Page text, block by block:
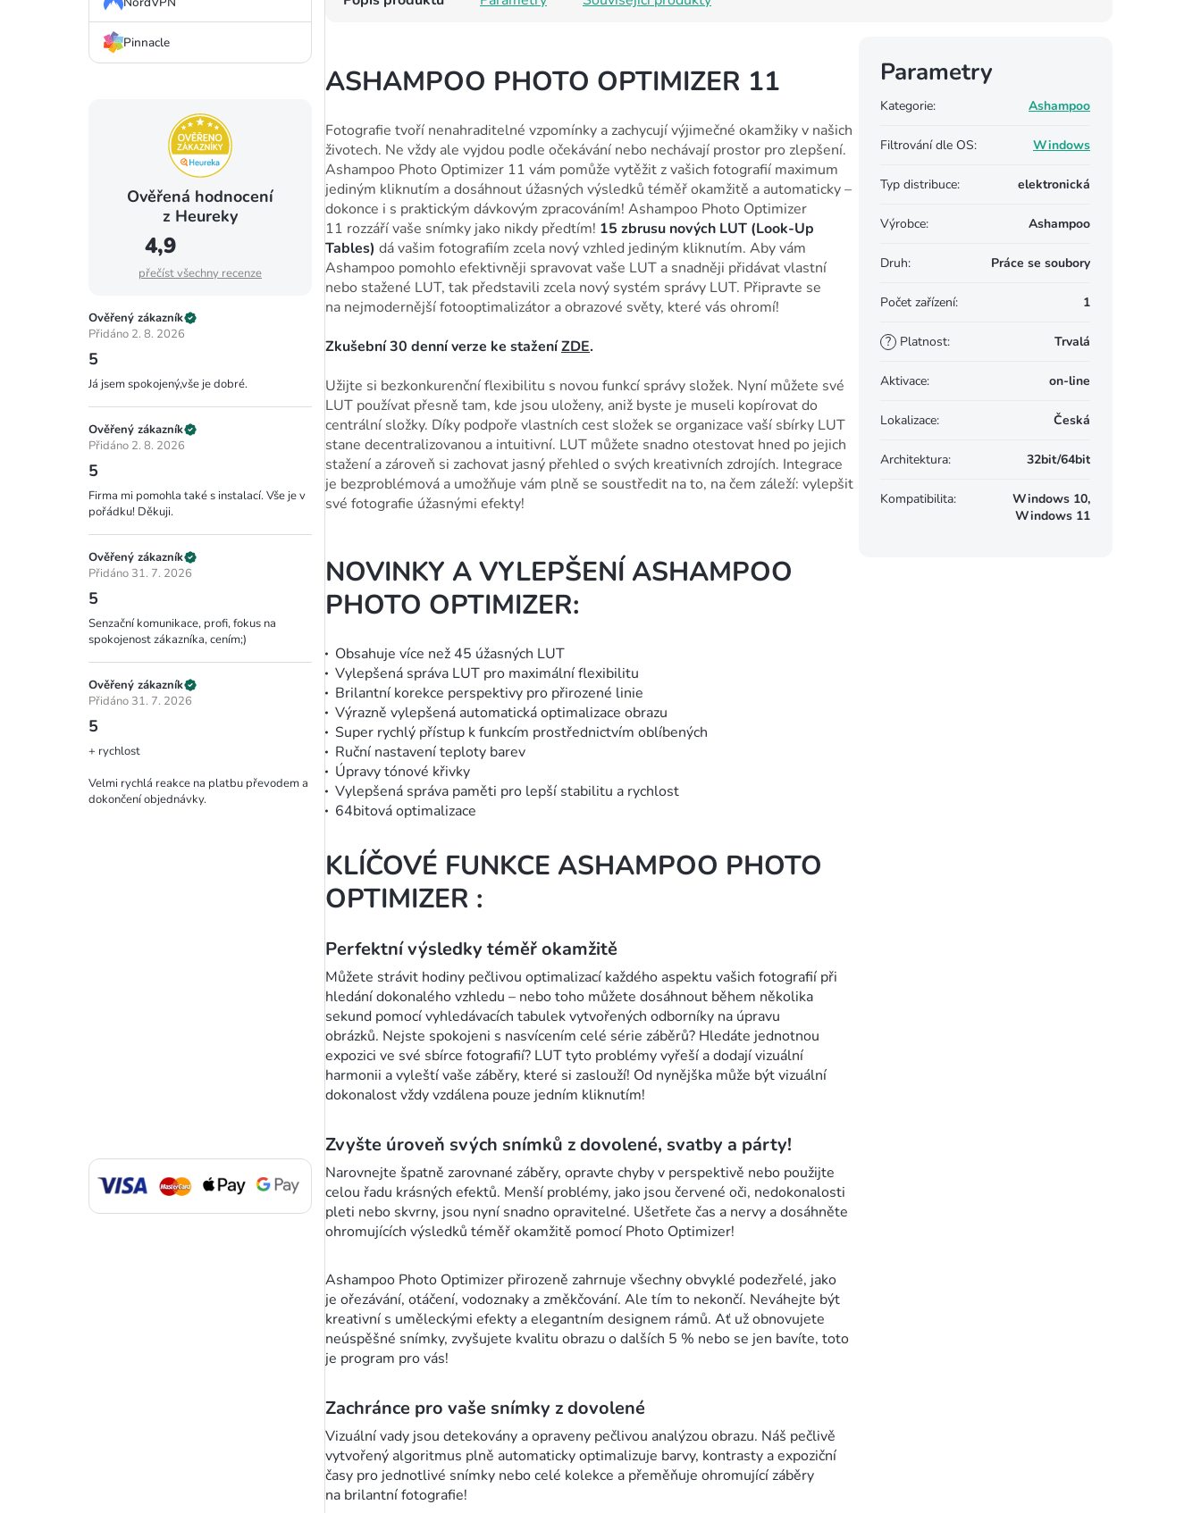
Pinnacle
Ověřená hodnocení
z Heureky
4,9
přečíst všechny recenze
Ověřený zákazník
Přidáno 2. 8. 2026
5
Já jsem spokojený,vše je dobré.
Ověřený zákazník
Přidáno 2. 8. 2026
5
Firma mi pomohla také s instalací. Vše je v
pořádku! Děkuji.
Ověřený zákazník
Přidáno 31. 7. 2026
5
Senzační komunikace, profi, fokus na
spokojenost zákazníka, cením;)
Ověřený zákazník
Přidáno 31. 7. 2026
5
+ rychlost
Velmi rychlá reakce na platbu převodem a
dokončení objednávky.
ASHAMPOO PHOTO OPTIMIZER 11
Fotografie tvoří nenahraditelné vzpomínky a zachycují výjimečné okamžiky v našich
životech. Ne vždy ale vyjdou podle očekávání nebo nechávají prostor pro zlepšení.
Ashampoo Photo Optimizer 11 vám pomůže vytěžit z vašich fotografií maximum
jediným kliknutím a dosáhnout úžasných výsledků téměř okamžitě a automaticky –
dokonce i s praktickým dávkovým zpracováním! Ashampoo Photo Optimizer
11 rozzáří vaše snímky jako nikdy předtím! 15 zbrusu nových LUT (Look-Up
Tables) dá vašim fotografiím zcela nový vzhled jediným kliknutím. Aby vám
Ashampoo pomohlo efektivněji spravovat vaše LUT a snadněji přidávat vlastní
nebo stažené LUT, tak představili zcela nový systém správy LUT. Připravte se
na nejmodernější fotooptimalizátor a obrazové světy, které vás ohromí!
Zkušební 30 denní verze ke staženíZDE.
Užijte si bezkonkurenční flexibilitu s novou funkcí správy složek. Nyní můžete své
LUT používat přesně tam, kde jsou uloženy, aniž byste je museli kopírovat do
centrální složky. Díky podpoře vlastních cest složek se organizace vaší sbírky LUT
stane decentralizovanou a intuitivní. LUT můžete snadno otestovat hned po jejich
stažení a zároveň si zachovat jasný přehled o svých kreativních zdrojích. Integrace
je bezproblémová a umožňuje vám plně se soustředit na to, na čem záleží: vylepšit
své fotografie úžasnými efekty!
NOVINKY A VYLEPŠENÍ ASHAMPOO
PHOTO OPTIMIZER:
Obsahuje více než 45 úžasných LUT
Vylepšená správa LUT pro maximální flexibilitu
Brilantní korekce perspektivy pro přirozené linie
Výrazně vylepšená automatická optimalizace obrazu
Super rychlý přístup k funkcím prostřednictvím oblíbených
Ruční nastavení teploty barev
Úpravy tónové křivky
Vylepšená správa paměti pro lepší stabilitu a rychlost
64bitová optimalizace
KLÍČOVÉ FUNKCE ASHAMPOO PHOTO
OPTIMIZER :
Perfektní výsledky téměř okamžitě
Můžete strávit hodiny pečlivou optimalizací každého aspektu vašich fotografií při
hledání dokonalého vzhledu – nebo toho můžete dosáhnout během několika
sekund pomocí vyhledávacích tabulek vytvořených odborníky na úpravu
obrázků. Nejste spokojeni s nasvícením celé série záběrů? Hledáte jednotnou
expozici ve své sbírce fotografií? LUT tyto problémy vyřeší a dodají vizuální
harmonii a vyleští vaše záběry, které si zaslouží! Od nynějška může být vizuální
dokonalost vždy vzdálena pouze jedním kliknutím!
Zvyšte úroveň svých snímků z dovolené, svatby a párty!
Narovnejte špatně zarovnané záběry, opravte chyby v perspektivě nebo použijte
celou řadu krásných efektů. Menší problémy, jako jsou červené oči, nedokonalosti
pleti nebo skvrny, jsou nyní snadno opravitelné. Ušetřete čas a nervy a dosáhněte
ohromujících výsledků téměř okamžitě pomocí Photo Optimizer!
Ashampoo Photo Optimizer přirozeně zahrnuje všechny obvyklé podezřelé, jako
je ořezávání, otáčení, vodoznaky a změkčování. Ale tím to nekončí. Neváhejte být
kreativní s uměleckými efekty a elegantním designem rámů. Ať už obnovujete
neúspěšné snímky, zvyšujete kvalitu obrazu o dalších 5 % nebo se jen bavíte, toto
je program pro vás!
Zachránce pro vaše snímky z dovolené
Vizuální vady jsou detekovány a opraveny pečlivou analýzou obrazu. Náš pečlivě
vytvořený algoritmus plně automaticky optimalizuje barvy, kontrasty a expoziční
časy pro jednotlivé snímky nebo celé kolekce a přeměňuje ohromující záběry
na brilantní fotografie!
Parametry
Kategorie: Ashampoo
Filtrování dle OS: Windows
Typ distribuce: elektronická
Výrobce: Ashampoo
Druh: Práce se soubory
Počet zařízení: 1
? Platnost: Trvalá
Aktivace: on-line
Lokalizace: Česká
Architektura: 32bit/64bit
Kompatibilita:
Windows 10,
Windows 11